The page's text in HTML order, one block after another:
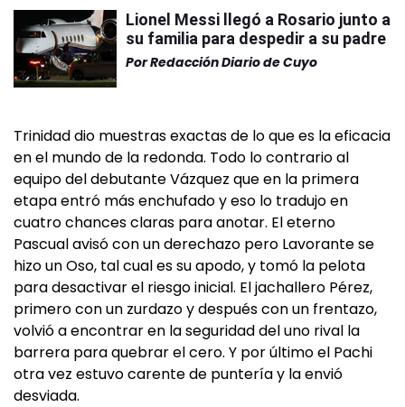
Lionel Messi llegó a Rosario junto a
su familia para despedir a su padre
PorRedacción Diario de Cuyo
Trinidad dio muestras exactas de lo que es la eficacia
en el mundo de la redonda. Todo lo contrario al
equipo del debutante Vázquez que en la primera
etapa entró más enchufado y eso lo tradujo en
cuatro chances claras para anotar. El eterno
Pascual avisó con un derechazo pero Lavorante se
hizo un Oso, tal cual es su apodo, y tomó la pelota
para desactivar el riesgo inicial. El jachallero Pérez,
primero con un zurdazo y después con un frentazo,
volvió a encontrar en la seguridad del uno rival la
barrera para quebrar el cero. Y por último el Pachi
otra vez estuvo carente de puntería y la envió
desviada.